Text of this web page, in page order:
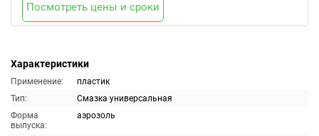
Характеристики
Применение:
пластик
Тип:
Смазка универсальная
Форма
выпуска:
аэрозоль
Посмотреть цены и сроки